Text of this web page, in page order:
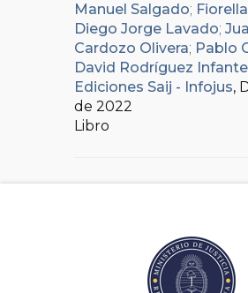
Manuel Salgado;
Diego Jorge Lavado;
Cardozo Olivera; Pablo
David Rodríguez Infante
Ediciones Saij - Infojus,
de 2022
Libro